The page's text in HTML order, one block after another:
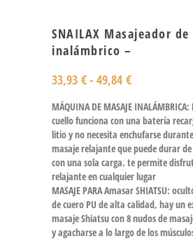
SNAILAX Masajeador
inalámbrico –
33,93 €- 49,84 €
MÁQUINA DE MASAJE
cuello funciona con una batería
litio y no necesita enchufarse
masaje relajante que puede durar
con una sola carga. te permite
relajante en cualquier lugar
MASAJE PARA Amasar SHIATSU:
de cuero PU de alta calidad, hay un
masaje Shiatsu con 8 nudos de
y agacharse a lo largo de los